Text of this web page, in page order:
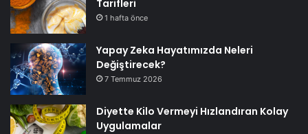
Tarifleri
1 hafta önce
Yapay Zeka Hayatımızda Neleri
Değiştirecek?
7 Temmuz 2026
Diyette Kilo Vermeyi Hızlandıran Kolay
Uygulamalar